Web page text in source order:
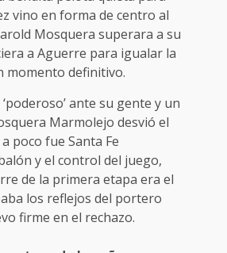
vino en forma de centro al
Mosquera superara a su
a Aguerre para igualar la
momento definitivo.
ante su gente y un
Marmolejo desvió el
poco fue Santa Fe
y el control del juego,
de la primera etapa era el
los reflejos del portero
firme en el rechazo.